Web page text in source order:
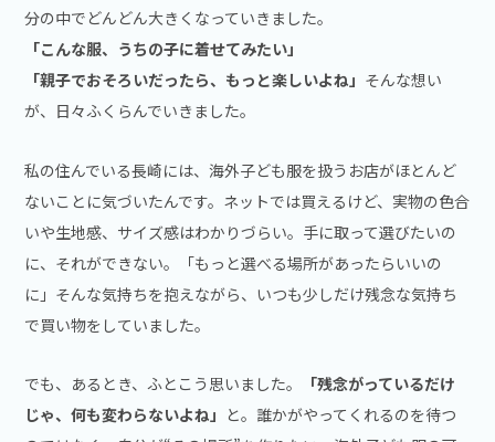
分の中でどんどん大きくなっていきました。
「こんな服、うちの子に着せてみたい」
「親子でおそろいだったら、もっと楽しいよね」 そんな想い
が、日々ふくらんでいきました。
私の住んでいる長崎には、海外子ども服を扱うお店がほとんど
ないことに気づいたんです。ネットでは買えるけど、実物の色合
いや生地感、サイズ感はわかりづらい。手に取って選びたいの
に、それができない。「もっと選べる場所があったらいいの
に」そんな気持ちを抱えながら、いつも少しだけ残念な気持ち
で買い物をしていました。
でも、あるとき、ふとこう思いました。
「残念がっているだけ
じゃ、何も変わらないよね」 と。誰かがやってくれるのを待つ